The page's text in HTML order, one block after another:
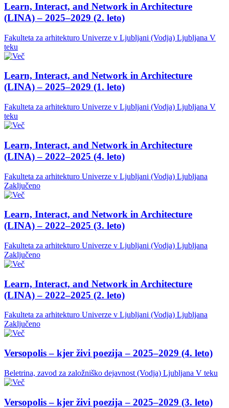
Learn, Interact, and Network in Architecture
(LINA) – 2025–2029 (2. leto)
Fakulteta za arhitekturo Univerze v Ljubljani (Vodja) Ljubljana V
teku
Learn, Interact, and Network in Architecture
(LINA) – 2025–2029 (1. leto)
Fakulteta za arhitekturo Univerze v Ljubljani (Vodja) Ljubljana V
teku
Learn, Interact, and Network in Architecture
(LINA) – 2022–2025 (4. leto)
Fakulteta za arhitekturo Univerze v Ljubljani (Vodja) Ljubljana
Zaključeno
Learn, Interact, and Network in Architecture
(LINA) – 2022–2025 (3. leto)
Fakulteta za arhitekturo Univerze v Ljubljani (Vodja) Ljubljana
Zaključeno
Learn, Interact, and Network in Architecture
(LINA) – 2022–2025 (2. leto)
Fakulteta za arhitekturo Univerze v Ljubljani (Vodja) Ljubljana
Zaključeno
Versopolis – kjer živi poezija – 2025–2029 (4. leto)
Beletrina, zavod za založniško dejavnost (Vodja) Ljubljana V teku
Versopolis – kjer živi poezija – 2025–2029 (3. leto)